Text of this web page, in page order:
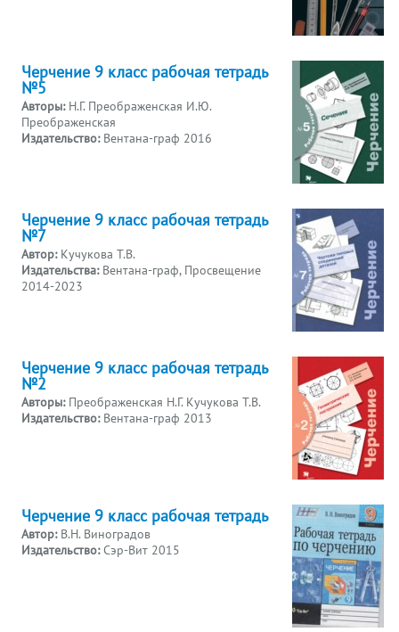
Черчение 9 класс рабочая тетрадь
№5
Авторы: Н.Г. Преображенская И.Ю.
Преображенская
Издательство: Вентана-граф 2016
Черчение 9 класс рабочая тетрадь
№7
Автор: Кучукова Т.В.
Издательства: Вентана-граф, Просвещение
2014-2023
Черчение 9 класс рабочая тетрадь
№2
Авторы: Преображенская Н.Г. Кучукова Т.В.
Издательство: Вентана-граф 2013
Черчение 9 класс рабочая тетрадь
Автор: В.Н. Виноградов
Издательство:Сэр-Вит 2015